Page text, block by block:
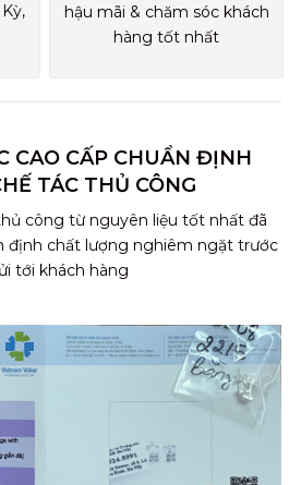
hậu mãi & chăm sóc khách
hàng tốt nhất
CAO CẤP CHUẨN ĐỊNH
TÁC THỦ CÔNG
công từ nguyên liệu tốt nhất đã
định chất lượng nghiêm ngặt trước
tới khách hàng